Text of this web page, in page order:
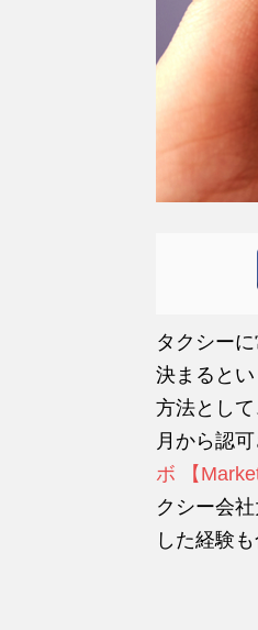
タクシー
決まると
方法とし
月から認
ボ 【
クシー会
した経験